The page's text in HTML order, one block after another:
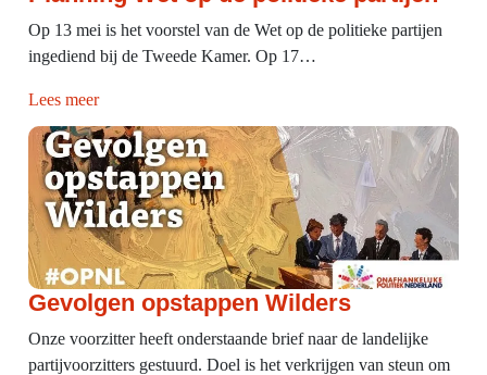
Op 13 mei is het voorstel van de Wet op de politieke partijen
ingediend bij de Tweede Kamer. Op 17…
Lees meer
Gevolgen opstappen Wilders
Onze voorzitter heeft onderstaande brief naar de landelijke
partijvoorzitters gestuurd. Doel is het verkrijgen van steun om